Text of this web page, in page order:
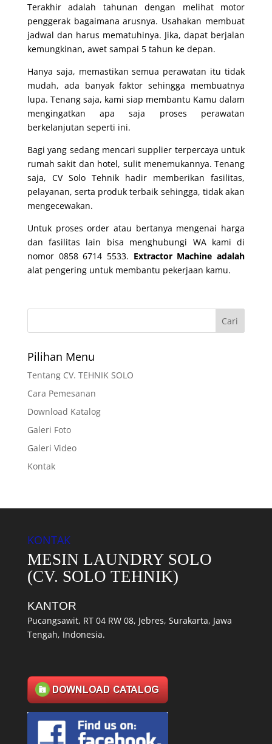
Terakhir adalah tahunan dengan melihat motor
penggerak bagaimana arusnya. Usahakan membuat
jadwal dan harus mematuhinya. Jika, dapat berjalan
kemungkinan, awet sampai 5 tahun ke depan.
Hanya saja, memastikan semua perawatan itu tidak
mudah, ada banyak faktor sehingga membuatnya
lupa. Tenang saja, kami siap membantu Kamu dalam
mengingatkan apa saja proses perawatan
berkelanjutan seperti ini.
Bagi yang sedang mencari supplier terpercaya untuk
rumah sakit dan hotel, sulit menemukannya. Tenang
saja, CV Solo Tehnik hadir memberikan fasilitas,
pelayanan, serta produk terbaik sehingga, tidak akan
mengecewakan.
Untuk proses order atau bertanya mengenai harga
dan fasilitas lain bisa menghubungi WA kami di
nomor 0858 6714 5533. Extractor Machine adalah
alat pengering untuk membantu pekerjaan kamu.
Pilihan Menu
Tentang CV. TEHNIK SOLO
Cara Pemesanan
Download Katalog
Galeri Foto
Galeri Video
Kontak
KONTAK
MESIN LAUNDRY SOLO
(CV. SOLO TEHNIK)
KANTOR
Pucangsawit, RT 04 RW 08, Jebres, Surakarta, Jawa
Tengah, Indonesia.